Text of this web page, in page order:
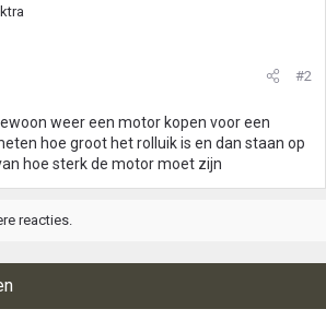
#2
weer een motor kopen voor een
hoe groot het rolluik is en dan staan op
hoe sterk de motor moet zijn
reacties.